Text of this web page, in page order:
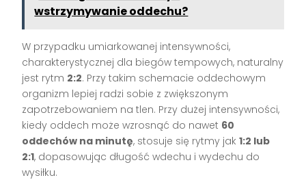
wstrzymywanie oddechu?
W przypadku umiarkowanej intensywności,
charakterystycznej dla biegów tempowych, naturalny
jest rytm 2:2. Przy takim schemacie oddechowym
organizm lepiej radzi sobie z zwiększonym
zapotrzebowaniem na tlen. Przy dużej intensywności,
kiedy oddech może wzrosnąć do nawet 60
oddechów na minutę, stosuje się rytmy jak1:2 lub
2:1, dopasowując długość wdechu i wydechu do
wysiłku.